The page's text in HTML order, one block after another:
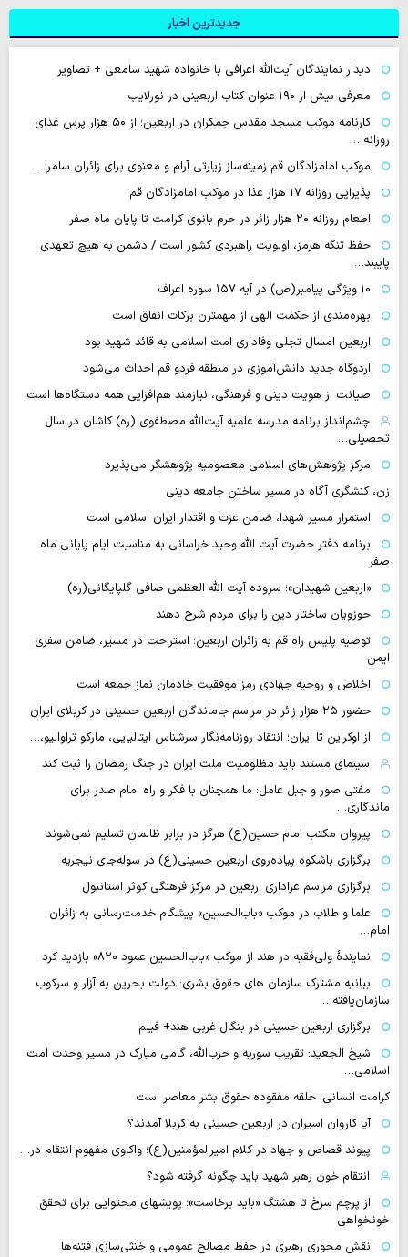
جدیدترین اخبار
دیدار نمایندگان آیت‌الله اعرافی با خانواده شهید سامعی + تصاویر
معرفی بیش از ۱۹۰ عنوان کتاب اربعینی در نورلایب
کارنامه موکب مسجد مقدس جمکران در اربعین؛ از ۵۰ هزار پرس غذای
روزانه…
موکب امامزادگان قم زمینه‌ساز زیارتی آرام و معنوی برای زائران سامرا…
پذیرایی روزانه ۱۷ هزار غذا در موکب امامزادگان قم
اطعام روزانه ۲۰ هزار زائر در حرم بانوی کرامت تا پایان ماه صفر
حفظ تنگه هرمز، اولویت راهبردی کشور است / دشمن به هیچ تعهدی
پایبند…
۱۰ ویژگی پیامبر(ص) در آیه ۱۵۷ سوره اعراف
بهره‌مندی از حکمت الهی از مهمترن برکات انفاق است
اربعین امسال تجلی وفاداری امت اسلامی به قائد شهید بود
اردوگاه جدید دانش‌آموزی در منطقه فردو قم احداث می‌شود
صیانت از هویت دینی و فرهنگی، نیازمند هم‌افزایی همه دستگاه‌ها است
چشم‌انداز برنامه مدرسه علمیه آیت‌الله مصطفوی (ره) کاشان در سال
تحصیلی…
مرکز پژوهش‌های اسلامی معصومیه پژوهشگر می‌پذیرد
زن، کنشگری آگاه در مسیر ساختن جامعه دینی
استمرار مسیر شهدا، ضامن عزت و اقتدار ایران اسلامی است
برنامه دفتر حضرت آیت الله وحید خراسانی به مناسبت ایام پایانی ماه
صفر
«اربعین شهیدان»؛ سروده آیت الله العظمی صافی گلپایگانی(ره)
حوزویان ساختار دین را برای مردم شرح دهند
توصیه پلیس راه قم به زائران اربعین؛ استراحت در مسیر، ضامن سفری
ایمن
اخلاص و روحیه جهادی رمز موفقیت خادمان نماز جمعه است
حضور ۲۵ هزار زائر در مراسم جاماندگان اربعین حسینی در کربلای ایران
از اوکراین تا ایران؛ انتقاد روزنامه‌نگار سرشناس ایتالیایی، مارکو تراوالیو،…
سینمای مستند باید مظلومیت ملت ایران در جنگ رمضان را ثبت کند
مفتی صور و جبل عامل: ما همچنان با فکر و راه امام صدر برای
ماندگاری…
پیروان مکتب امام حسین(ع) هرگز در برابر ظالمان تسلیم نمی‌شوند
برگزاری باشکوه پیاده‌روی اربعین حسینی(ع) در سوله‌جای نیجریه
برگزاری مراسم عزاداری اربعین در مرکز فرهنگی کوثر استانبول
علما و طلاب در موکب «باب‌الحسین» پیشگام خدمت‌رسانی به زائران
امام…
نمایندهٔ ولی‌فقیه در هند از موکب «باب‌الحسین عمود ۸۲۰» بازدید کرد
بیانیه مشترک سازمان های حقوق بشری: دولت بحرین به آزار و سرکوب
سازمان‌یافته…
برگزاری اربعین حسینی در بنگال غربی هند+ فیلم
شیخ الجعید: تقریب سوریه و حزب‌الله، گامی مبارک در مسیر وحدت امت
اسلامی…
کرامت انسانی؛ حلقه مفقوده حقوق بشر معاصر است
آیا کاروان اسیران در اربعین حسینی به کربلا آمدند؟
پیوند قصاص و جهاد در کلام امیرالمؤمنین(ع)؛ واکاوی مفهوم انتقام در…
انتقام خون رهبر شهید باید چگونه گرفته شود؟
از پرچم سرخ تا هشتگ «باید برخاست»؛ پویشهای محتوایی برای تحقق
خونخواهی
نقش محوری رهبری در حفظ مصالح عمومی و خنثی‌سازی فتنه‌ها